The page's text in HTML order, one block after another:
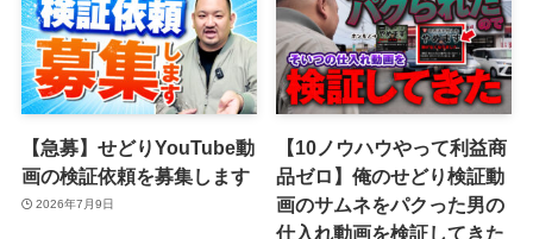
【急募】せどりYouTube動
画の検証依頼を募集します
2026年7月9日
【10ノウハウやって利益商
品ゼロ】俺のせどり検証動
画のサムネをパクった男の
仕入れ動画を検証してきた